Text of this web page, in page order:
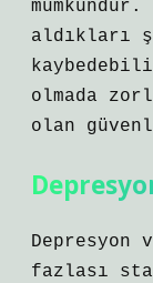
aldıkları
olmada
olan
Depresyon
fazlası